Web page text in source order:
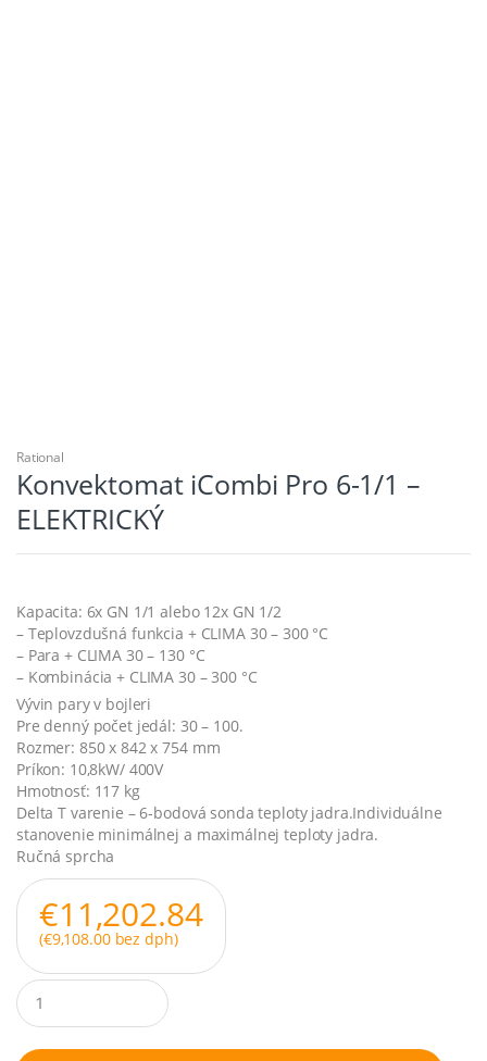
Rational
Konvektomat iCombi Pro 6-1/1 –
ELEKTRICKÝ
Kapacita: 6x GN 1/1 alebo 12x GN 1/2
– Teplovzdušná funkcia + CLIMA 30 – 300 °C
– Para + CLIMA 30 – 130 °C
– Kombinácia + CLIMA 30 – 300 °C
Vývin pary v bojleri
Pre denný počet jedál: 30 – 100.
Rozmer: 850 x 842 x 754 mm
Príkon: 10,8kW/ 400V
Hmotnosť: 117 kg
Delta T varenie – 6-bodová sonda teploty jadra.Individuálne
stanovenie minimálnej a maximálnej teploty jadra.
Ručná sprcha
€11,202.84
(€9,108.00bez dph)
Q
u
a